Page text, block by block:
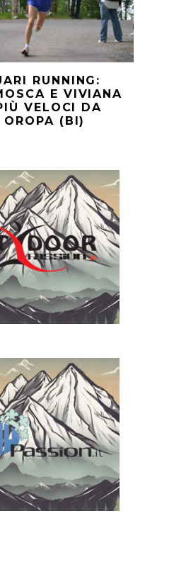
RUNNING:
E VIVIANA
VELOCI DA
(BI)